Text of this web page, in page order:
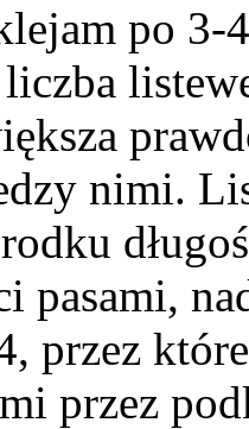
po 3-
nimi.
pasami,
przez
przez